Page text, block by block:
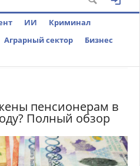
ИИ
Криминал
Аграрный сектор
Бизнес
пенсионерам в
Полный обзор